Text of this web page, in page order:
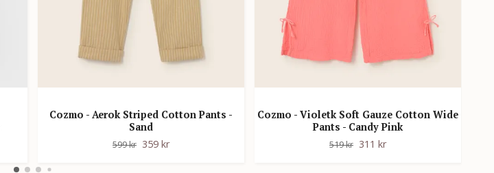
Cozmo - Aerok Striped Cotton Pants -
Sand
599 kr 359 kr
Cozmo - Violetk Soft Gauze Cotton Wide
Pants - Candy Pink
519 kr 311 kr